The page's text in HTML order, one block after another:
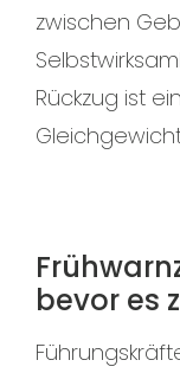
zwischen
Rückzug ist
bevor es